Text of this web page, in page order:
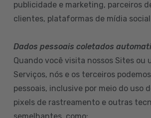
publicidade e marketing, parceiros
clientes, plataformas de mídia
Dados pessoais coletados
Quando você visita nossos Sites ou
Serviços, nós e os terceiros
pessoais, inclusive por meio do uso
pixels de rastreamento e outras
semelhantes, como: